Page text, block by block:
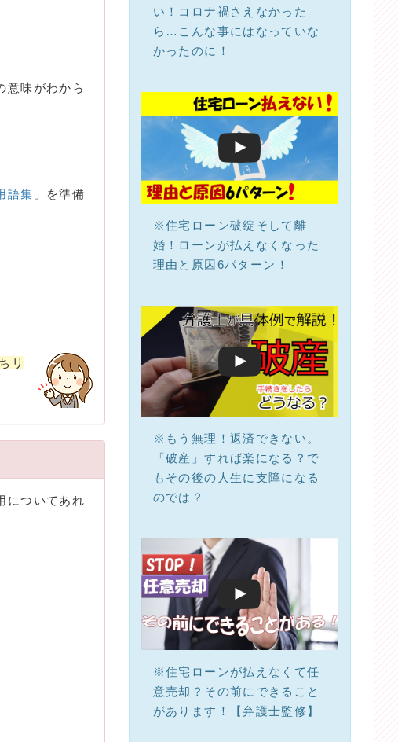
意味がわから
語集 」を準備
リ
についてあれ
い！コロナ禍さえなかった
ら…こんな事にはなっていな
かったのに！
※住宅ローン破綻そして離
婚！ローンが払えなくなった
理由と原因6パターン！
※もう無理！返済できない。
「破産」すれば楽になる？で
もその後の人生に支障になる
のでは？
※住宅ローンが払えなくて任
意売却？その前にできること
があります！【弁護士監修】